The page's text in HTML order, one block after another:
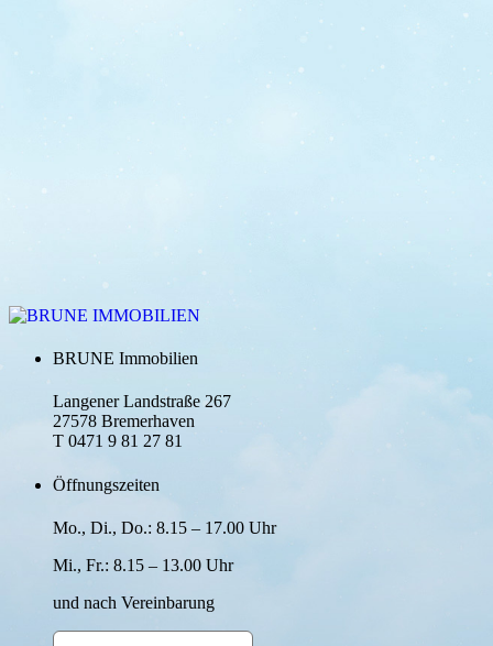
BRUNE Immobilien
Langener Landstraße 267
27578 Bremerhaven
T 0471 9 81 27 81
Öffnungszeiten
Mo., Di., Do.: 8.15 – 17.00 Uhr
Mi., Fr.: 8.15 – 13.00 Uhr
und nach Verein­barung